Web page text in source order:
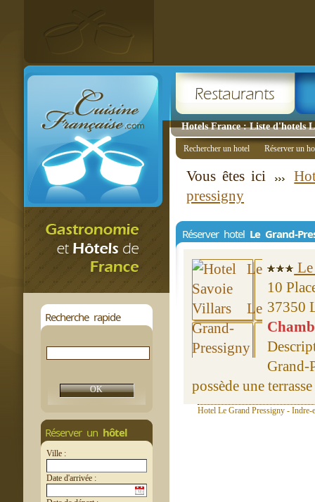
Hotels France : Liste d'hotels
Recherche rapide
Réserver un hôtel
Ville :
Date d'arrivée :
Rechercher un hotel Réserver un
Vous êtes ici
pressigny
Réserver hotel Le Grand-
10
37350
possède une
Hotel Le Grand Pressigny - Indre-